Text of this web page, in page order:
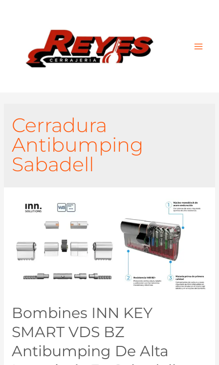
Cerradura
Antibumping
Sabadell
Bombines INN KEY
SMART VDS BZ
Antibumping De Alta